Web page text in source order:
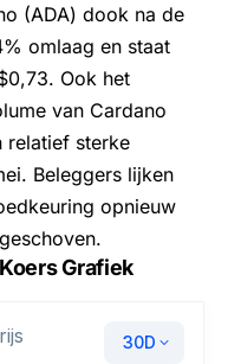
(ADA) dook na de
omlaag en staat
Ook het
van Cardano
relatief sterke
Beleggers lijken
opnieuw
Grafiek